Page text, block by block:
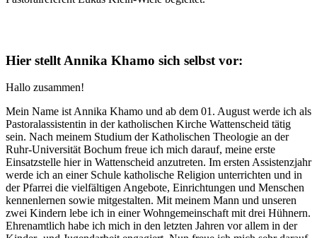
Hier stellt Annika Khamo sich selbst vor:
Hallo zusammen!
Mein Name ist Annika Khamo und ab dem 01. August werde ich als
Pastoralassistentin in der katholischen Kirche Wattenscheid tätig
sein. Nach meinem Studium der Katholischen Theologie an der
Ruhr-Universität Bochum freue ich mich darauf, meine erste
Einsatzstelle hier in Wattenscheid anzutreten. Im ersten Assistenzjahr
werde ich an einer Schule katholische Religion unterrichten und in
der Pfarrei die vielfältigen Angebote, Einrichtungen und Menschen
kennenlernen sowie mitgestalten. Mit meinem Mann und unseren
zwei Kindern lebe ich in einer Wohngemeinschaft mit drei Hühnern.
Ehrenamtlich habe ich mich in den letzten Jahren vor allem in der